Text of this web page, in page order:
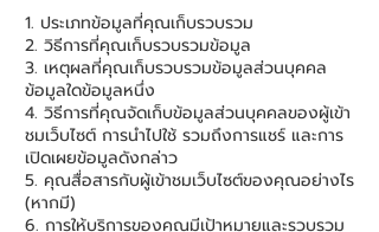
ประเภทข้อมูลที่คุณเก็บรวบรวม
วิธีการที่คุณเก็บรวบรวมข้อมูล
เหตุผลที่คุณเก็บรวบรวมข้อมูลส่วนบุคคล
ข้อมูลใดข้อมูลหนึ่ง
วิธีการที่คุณจัดเก็บข้อมูลส่วนบุคคลของผู้เข้า
ชมเว็บไซต์ การนำไปใช้ รวมถึงการแชร์ และการ
เปิดเผยข้อมูลดังกล่าว
คุณสื่อสารกับผู้เข้าชมเว็บไซต์ของคุณอย่างไร
(หากมี)
การให้บริการของคุณมีเป้าหมายและรวบรวม